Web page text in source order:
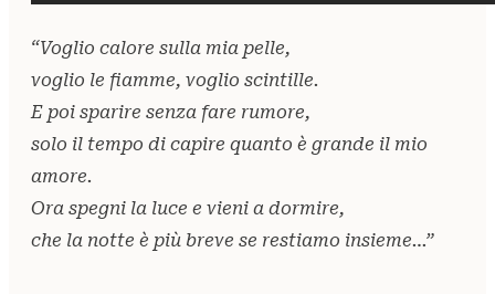
“Voglio calore sulla mia pelle,
voglio le fiamme, voglio scintille.
E poi sparire senza fare rumore,
solo il tempo di capire quanto è grande il mio
amore.
Ora spegni la luce e vieni a dormire,
che la notte è più breve se restiamo insieme…”